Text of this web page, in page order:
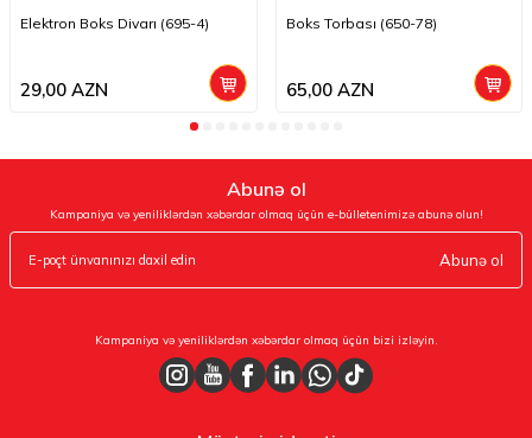
Elektron Boks Divarı (695-4)
29,00 AZN
Boks Torbası (650-78)
65,00AZN
Abunə ol
Kampaniya və yeniliklərdən xəbərdar olmaq üçün e-bülletenimizə abunə olun!
Abunə ol
Kampaniya və yeniliklərdən xəbərdar olmaq üçün bizi izləyin.